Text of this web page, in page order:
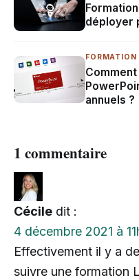
déployer
annuels ?
1 commentaire
Cécile dit :
4 décembre 2021 à
Effectivement il y a
suivre une formation